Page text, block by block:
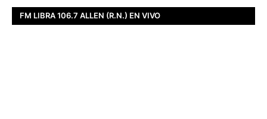
FM LIBRA 106.7 ALLEN (R.N.) EN VIVO